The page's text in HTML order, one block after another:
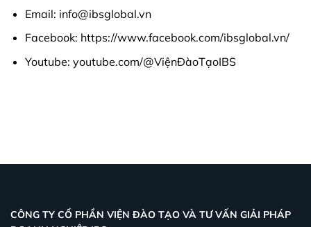
Email: info@ibsglobal.vn
Facebook: https://www.facebook.com/ibsglobal.vn/
Youtube: youtube.com/@ViệnĐàoTạoIBS
CÔNG TY CỔ PHẦN VIỆN ĐÀO TẠO VÀ TƯ VẤN GIẢI PHÁP